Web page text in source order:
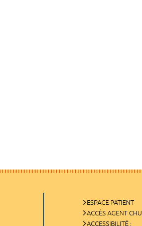
ESPACE PATIENT
ACCÈS AGENT CHU
ACCESSIBILITÉ :